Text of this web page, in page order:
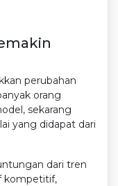
perubahan
orang
sekarang
yang didapat dari
dari tren
kompetitif,